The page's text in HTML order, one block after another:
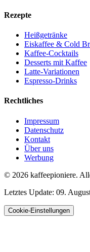
Rezepte
Heißgetränke
Eiskaffee & Cold
Kaffee-Cocktails
Desserts mit Kaffee
Latte-Variationen
Espresso-Drinks
Rechtliches
Impressum
Datenschutz
Kontakt
Über uns
Werbung
© 2026 kaffeepioniere.
Letztes Update: 09.
Cookie-Einstellungen